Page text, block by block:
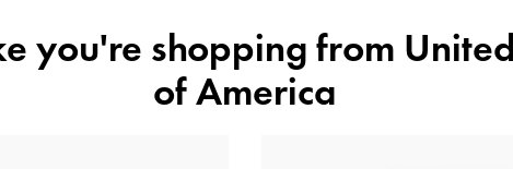
you're shopping from
of America